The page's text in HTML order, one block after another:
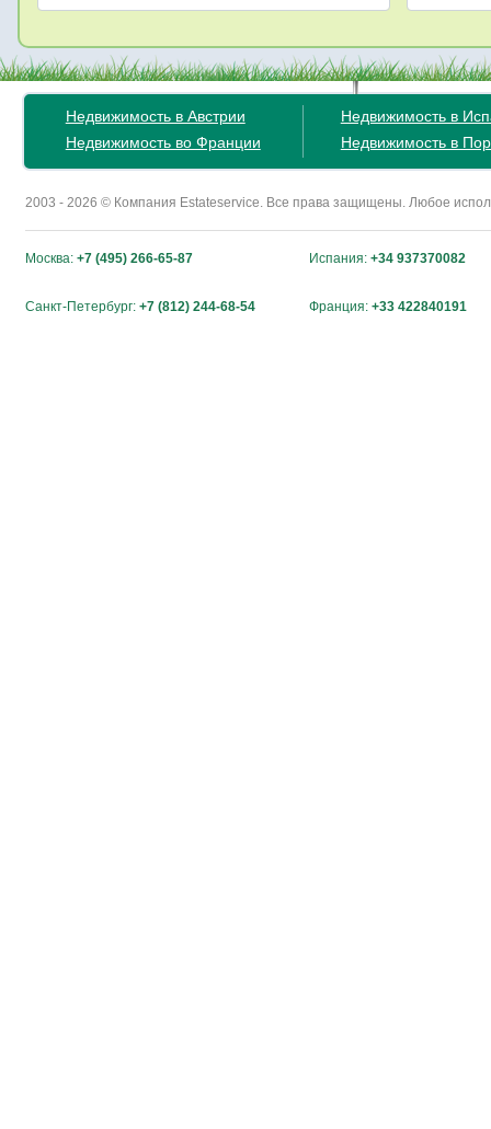
Недвижимость в Австрии
Недвижимость во Франции
Недвижимость в
Недвижимость в
2003 - 2026 © Компания Estateservice. Все права защищены. Любое
Москва: +7 (495) 266-65-87 Испания: +34 937370082
Санкт-Петербург: +7 (812) 244-68-54 Франция: +33 422840191